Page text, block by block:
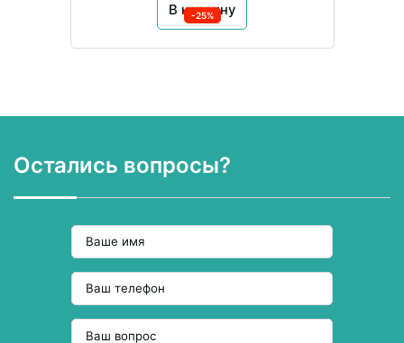
В корзину
-25%
Остались вопросы?